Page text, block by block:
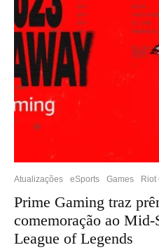
Atualizações eSports Games Riot
Prime Gaming traz
comemoração ao
League of Legends